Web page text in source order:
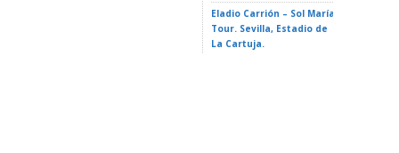
Eladio Carrión – Sol María
Tour. Sevilla, Estadio de
La Cartuja.